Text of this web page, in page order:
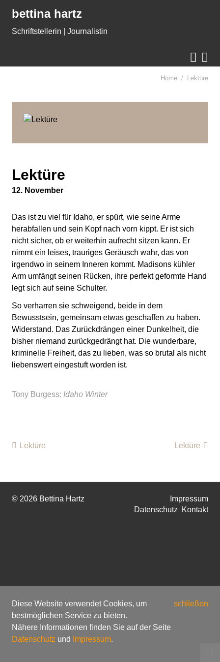
bettina hartz
Schriftstellerin | Journalistin
 
Home Lektüre
Lektüre
12. November
Das ist zu viel für Idaho, er spürt, wie seine Arme
herabfallen und sein Kopf nach vorn kippt. Er ist sich
nicht sicher, ob er weiterhin aufrecht sitzen kann. Er
nimmt ein leises, trauriges Geräusch wahr, das von
irgendwo in seinem Inneren kommt. Madisons kühler
Arm umfängt seinen Rücken, ihre perfekt geformte Hand
legt sich auf seine Schulter.
So verharren sie schweigend, beide in dem
Bewusstsein, gemeinsam etwas geschaffen zu haben.
Widerstand. Das Zurückdrängen einer Dunkelheit, die
bisher niemand zurückgedrängt hat. Die wunderbare,
kriminelle Freiheit, das zu lieben, was so brutal als nicht
liebenswert eingestuft worden ist.
Tony Burgess: Idaho Winter
Lektüre
Lektüre
© 2026 Bettina Hartz
Impressum
Datenschutz
Kontakt
schließen
Diese Website verwendet Cookies, um
bestmöglichen Service zu bieten.
Nähere Informationen finden Sie auf der Seite
Datenschutz und Impressum.